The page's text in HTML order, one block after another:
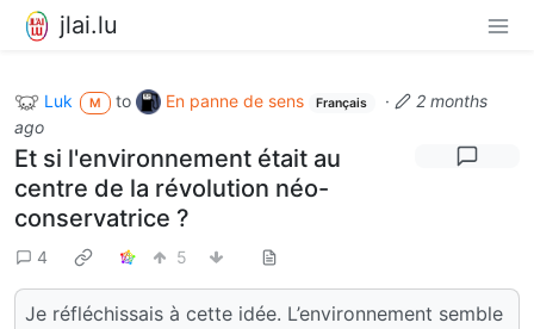
jlai.lu
Luk M to En panne de sens Français ·
2 months
ago
Et si l'environnement était au
centre de la révolution néo-
conservatrice ?
4 5
Je réfléchissais à cette idée. L’environnement semble